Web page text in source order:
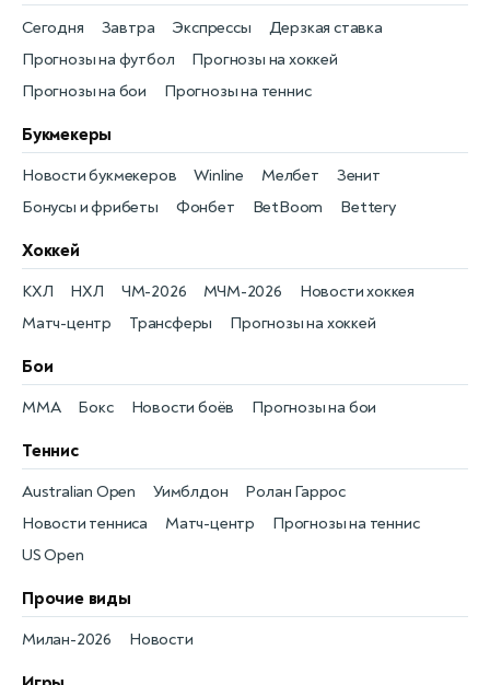
Прогнозы на футбол
Сегодня
Прогнозы на хоккей
Завтра
Прогнозы на бои
Экспрессы
Прогнозы на теннис
Дерзкая ставка
Букмекеры
Бонусы и фрибеты
Новости букмекеров
Фонбет
Winline
BetBoom
Мелбет
Bettery
Зенит
Хоккей
Новости хоккея
КХЛ
Матч-центр
НХЛ
Трансферы
ЧМ-2026
Прогнозы на хоккей
МЧМ-2026
Бои
Новости боёв
MMA Прогнозы на бои
Бокс
Теннис
Новости тенниса
Australian Open
Матч-центр
Уимблдон
Прогнозы на теннис
Ролан Гаррос
US Open
Прочие виды
Новости
Милан-2026